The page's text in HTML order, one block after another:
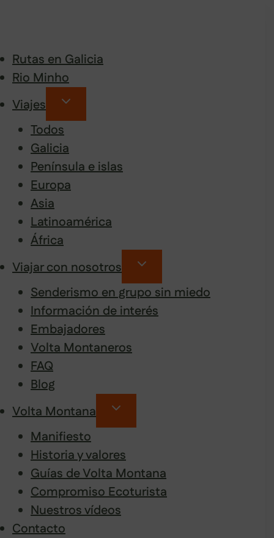
Rutas en Galicia
Rio Minho
Viajes
Todos
Galicia
Península e islas
Europa
Asia
Latinoamérica
África
Viajar con nosotros
Senderismo en grupo sin miedo
Información de interés
Embajadores
Volta Montaneros
FAQ
Blog
Volta Montana
Manifiesto
Historia y valores
Guías de Volta Montana
Compromiso Ecoturista
Nuestros vídeos
Contacto